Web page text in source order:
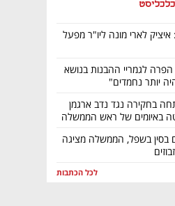
כלכליסט
לארי מונה ליו"ר מפעל
לגמריי ההבנות בנושא
יותר נחמדים"
בחקירה נגד נדב ארגמן
באיומים של ראש הממשלה
בסין בשפל, הממשלה מציגה
לכל הכתבות